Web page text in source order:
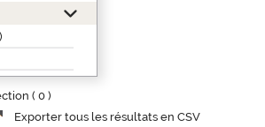
( 0 )
Exporter tous les résultats en CSV